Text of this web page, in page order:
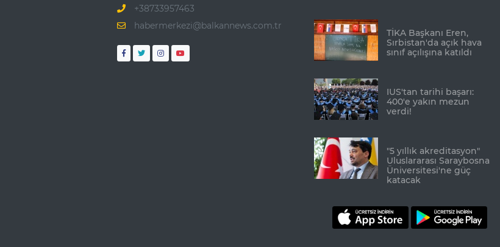
+38733957463
habermerkezi@balkannews.com.tr
TİKA Başkanı Eren,
Sırbistan'da açık hava
sınıf açılışına katıldı
IUS'tan tarihi başarı:
400'e yakın mezun
verdi!
"5 yıllık akreditasyon"
Uluslararası Saraybosna
Üniversitesi'ne güç
katacak